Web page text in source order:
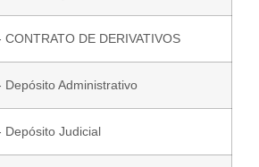
CONTRATO DE DERIVATIVOS
Depósito Administrativo
Depósito Judicial